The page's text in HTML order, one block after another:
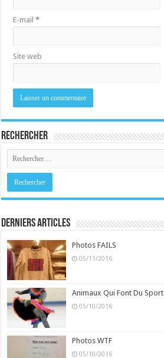
E-mail*
Site web
Rechercher
Derniers Articles
Photos FAILS
05/11/2016
Animaux Qui Font Du Sport
05/10/2016
Photos WTF
05/10/2016